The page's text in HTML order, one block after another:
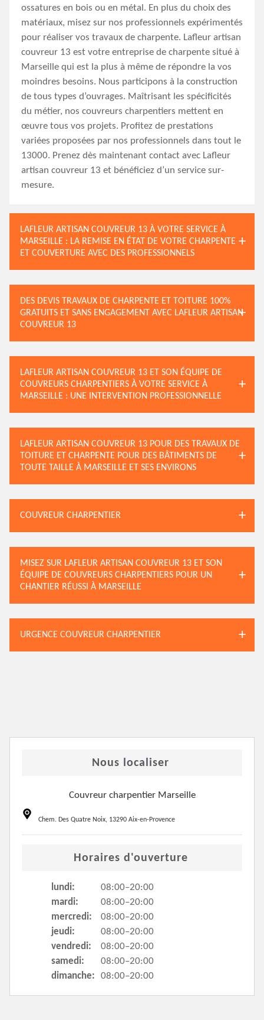
ossatures en bois ou en métal. En plus du choix des
matériaux, misez sur nos professionnels expérimentés
pour réaliser vos travaux de charpente. Lafleur artisan
couvreur 13 est votre entreprise de charpente situé à
Marseille qui est la plus à même de répondre la vos
moindres besoins. Nous participons à la construction
de tous types d’ouvrages. Maîtrisant les spécificités
du métier, nos couvreurs charpentiers mettent en
œuvre tous vos projets. Profitez de prestations
variées proposées par nos professionnels dans tout le
13000. Prenez dès maintenant contact avec Lafleur
artisan couvreur 13 et bénéficiez d’un service sur-
mesure.
LAFLEUR ARTISAN COUVREUR 13 À VOTRE SERVICE À
MARSEILLE : LA REMISE EN ÉTAT DE VOTRE CHARPENTE
ET COUVERTURE AVEC DES PROFESSIONNELS
DES DEVIS TRAVAUX DE CHARPENTE ET TOITURE 100%
GRATUITS ET SANS ENGAGEMENT AVEC LAFLEUR ARTISAN
COUVREUR 13
LAFLEUR ARTISAN COUVREUR 13 ET SON ÉQUIPE DE
COUVREURS CHARPENTIERS À VOTRE SERVICE À
MARSEILLE : UNE INTERVENTION PROFESSIONNELLE
LAFLEUR ARTISAN COUVREUR 13 POUR DES TRAVAUX DE
TOITURE ET CHARPENTE POUR DES BÂTIMENTS DE
TOUTE TAILLE À MARSEILLE ET SES ENVIRONS
COUVREUR CHARPENTIER
MISEZ SUR LAFLEUR ARTISAN COUVREUR 13 ET SON
ÉQUIPE DE COUVREURS CHARPENTIERS POUR UN
CHANTIER RÉUSSI À MARSEILLE
URGENCE COUVREUR CHARPENTIER
Nous localiser
Couvreur charpentier Marseille
Chem. Des Quatre Noix, 13290 Aix-en-Provence
Horaires d'ouverture
lundi:
08:00–20:00
mardi:
08:00–20:00
mercredi:
08:00–20:00
jeudi:
08:00–20:00
vendredi:
08:00–20:00
samedi:
08:00–20:00
dimanche:
08:00–20:00